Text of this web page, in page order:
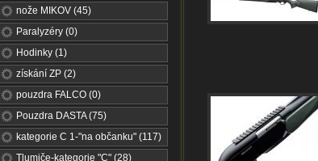
nože MIKOV (45)
Paralyzéry (0)
Hodinky (1)
získání ZP (2)
pouzdra FALCO (0)
Pouzdra DASTA (75)
kategorie C 1-"na občanku" (117)
Tlumiče-kategorie "C" (28)